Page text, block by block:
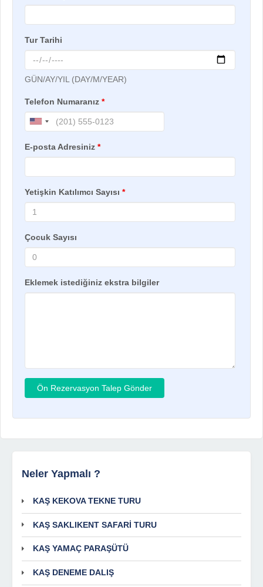
Tur Tarihi
GÜN/AY/YIL (DAY/M/YEAR)
Telefon Numaranız *
E-posta Adresiniz *
Yetişkin Katılımcı Sayısı *
Çocuk Sayısı
Eklemek istediğiniz ekstra bilgiler
Neler Yapmalı ?
KAŞ KEKOVA TEKNE TURU
KAŞ SAKLIKENT SAFARİ TURU
KAŞ YAMAÇ PARAŞÜTÜ
KAŞ DENEME DALIŞ